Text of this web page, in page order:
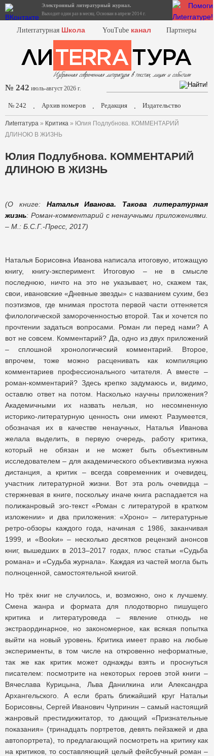
Электронный литературный журнал.
Выходит один раз в месяц. Основан в апреле 2014 г.
Лиterraтурная Школа YouTube канал Партнеры
№ 242 июль-август 2026 г.
№ 242 . Архив номеров . Редакция . Издательство
Лиterraтура » Критика » Юлия Подлубнова. КОММЕНТАРИЙ
ДЛИНОЮ В ЖИЗНЬ
Юлия Подлубнова. КОММЕНТАРИЙ
ДЛИНОЮ В ЖИЗНЬ
(О книге: Наталья Иванова. Такова литературная
жизнь: Роман-комментарий с ненаучными приложениями.
– М.: Б.С.Г.-Пресс, 2017)
Наталья Борисовна Иванова написала итоговую, итожащую
книгу, книгу-эксперимент. Итоговую – не в смысле
последнюю, ничто на это не указывает, но, скажем так,
свои, ивановские «Дневные звезды» с названием сухим, без
поэтизмов, где мнимая простота первой части оттеняется
филологической замороченностью второй. Так и хочется по
прочтении задаться вопросами. Роман ли перед нами? А
вот не совсем. Комментарий? Да, одно из двух приложений
– сплошной хронологический комментарий. Второе,
впрочем, тоже можно расценивать как компиляцию
комментариев профессионального читателя. А вместе –
роман-комментарий? Здесь крепко задумаюсь и, видимо,
оставлю ответ на потом. Насколько научны приложения?
Академичными их назвать нельзя, но несомненную
историко-литературную ценность они имеют. Разумеется,
обозначая их в качестве ненаучных, Наталья Иванова
желала выделить, в первую очередь, работу критика,
который не обязан и не может быть объективным
исследователем – для академического объективизма нужна
дистанция, а критик – всегда современник и очевидец,
участник литературной жизни. Вот эта роль очевидца –
стержневая в книге, поскольку иначе книга распадается на
полижанровый эго-текст «Роман с литературой в кратком
изложении» и два приложения: «Хроно» – литературные
ретро-обзоры каждого года, начиная с 1986, заканчивая
1999, и «Вооkи» – несколько десятков рецензий анонсов
книг, вышедших в 2013–2017 годах, плюс статьи «Судьба
романа» и «Судьба журнала». Каждая из частей могла быть
полноценной, самостоятельной книгой.
Но трёх книг не случилось, и, возможно, оно к лучшему.
Смена жанра и формата для плодотворно пишущего
критика и литературоведа – явление отнюдь не
экстраординарное, но закономерное, как всякая попытка
выйти на новый уровень. Критика имеет право на любые
эксперименты, в том числе на откровенно неформатные,
так же как критик может однажды взять и проснуться
писателем: посмотрите на некоторых героев этой книги –
Вячеслава Курицына, Льва Данилкина или Александра
Архангельского. А если брать ближайший круг Натальи
Борисовны, Сергей Иванович Чупринин – самый настоящий
жанровый престидижитатор, то дающий «Признательные
показания» (тринадцать портретов, девять пейзажей и два
автопортрета), то предлагающий посмотреть на критику как
на критиков, то составляющий целый фейсбучный роман –